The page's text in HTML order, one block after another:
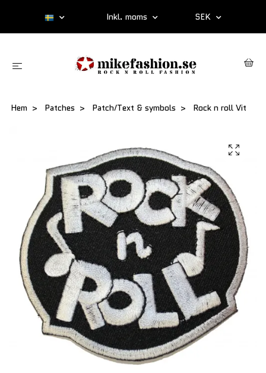
Inkl. moms SEK
Hem Patches Patch/Text & symbols Rock n roll Vit